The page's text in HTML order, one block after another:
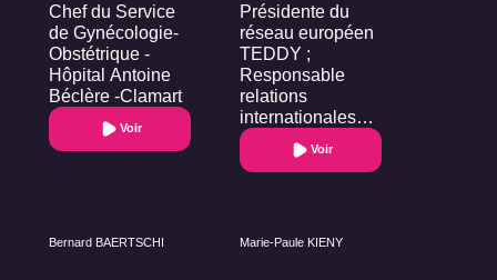
Chef du Service
de Gynécologie-
Obstétrique -
Hôpital Antoine
Béclère -Clamart
Voir
Présidente du
réseau européen
TEDDY ;
Responsable
relations
internationales
Espace Éthique
PACA-Corse
Voir
Bernard BAERTSCHI Marie-Paule KIENY